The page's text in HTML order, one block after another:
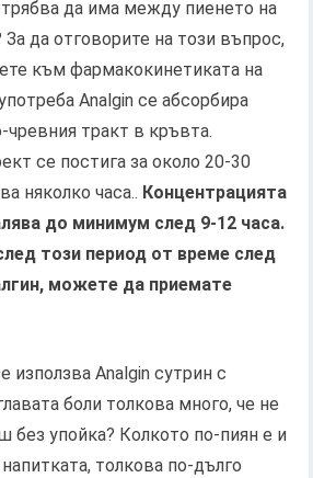
да има между пиенето на
За да отговорите на този въпрос,
към фармакокинетиката на
Analgin се абсорбира
тракт в кръвта.
се постига за около 20-30
няколко часа.. Концентрацията
до минимум след 9-12 часа.
този период от време след
можете да приемате
използва Analgin сутрин с
боли толкова много, че не
упойка? Колкото по-пиян е и
толкова по-дълго